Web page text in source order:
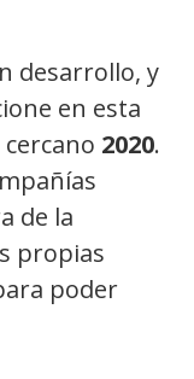
desarrollo, y
en esta
2020.
de la
propias
poder